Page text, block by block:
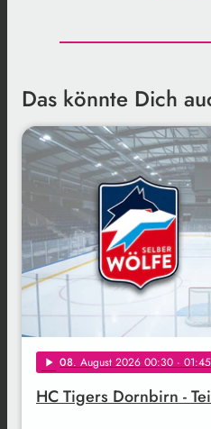
Das könnte Dich
play_arrow 08. August 2026 00:30 · 01:45
HC Tigers Dornbirn -